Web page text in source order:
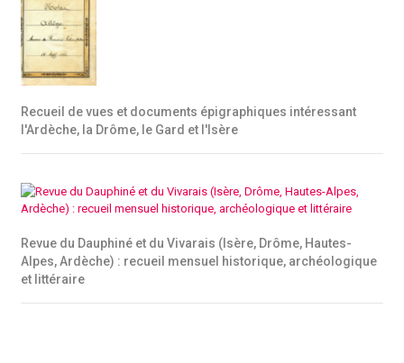
Recueil de vues et documents épigraphiques intéressant
l'Ardèche, la Drôme, le Gard et l'Isère
Revue du Dauphiné et du Vivarais (Isère, Drôme, Hautes-
Alpes, Ardèche) : recueil mensuel historique, archéologique
et littéraire